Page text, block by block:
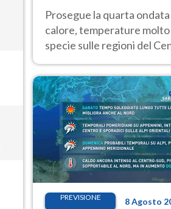
temporali sui rilievi
Prosegue la quarta ondata
calore, temperature
specie sulle regioni del
aree montuose
PREVISIONE 8 Agosto